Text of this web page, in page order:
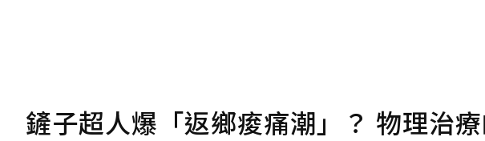
鏟子超人爆「返鄉痠痛潮」？ 物理治